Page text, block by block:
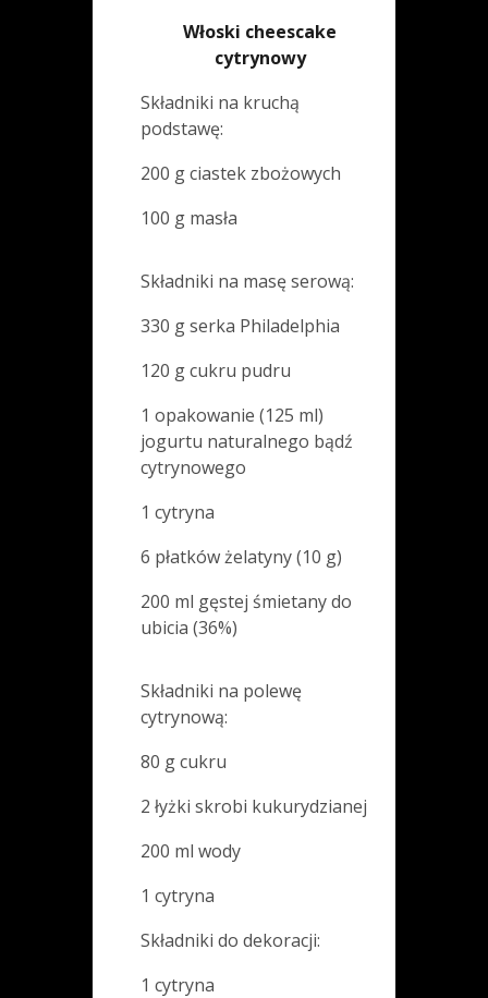
Włoski cheescake
cytrynowy
Składniki na kruchą
podstawę:
200 g ciastek zbożowych
100 g masła
Składniki na masę serową:
330 g serka Philadelphia
120 g cukru pudru
1 opakowanie (125 ml)
jogurtu naturalnego bądź
cytrynowego
1 cytryna
6 płatków żelatyny (10 g)
200 ml gęstej śmietany do
ubicia (36%)
Składniki na polewę
cytrynową:
80 g cukru
2 łyżki skrobi kukurydzianej
200 ml wody
1 cytryna
Składniki do dekoracji:
1 cytryna